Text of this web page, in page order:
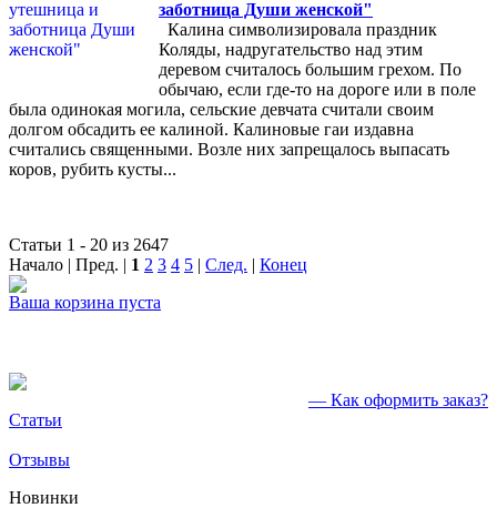
заботница Души женской"
Калина символизировала праздник
Коляды, надругательство над этим
деревом считалось большим грехом. По
обычаю, если где-то на дороге или в поле
была одинокая могила, сельские девчата считали своим
долгом обсадить ее калиной. Калиновые гаи издавна
считались священными. Возле них запрещалось выпасать
коров, рубить кусты...
Статьи 1 - 20 из 2647
Начало | Пред. | 1 2 3 4 5 | След. | Конец
Ваша корзина пуста
— Как оформить заказ?
Статьи
Отзывы
Новинки